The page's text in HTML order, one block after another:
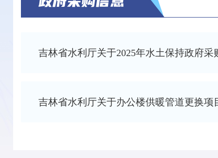
吉林省水利厅关于2025年水土保持政府
吉林省水利厅关于办公楼供暖管道更换项